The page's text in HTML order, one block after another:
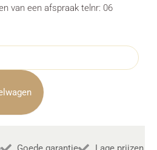
van een afspraak telnr: 06